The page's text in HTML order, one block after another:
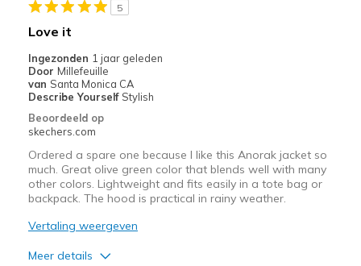
Need Break In
Beste toepassingen
Casual Wear
Width
Sizing
5
Love it
Ingezonden 1 jaar geleden
Door Millefeuille
van Santa Monica CA
Describe Yourself Stylish
Beoordeeld op
skechers.com
Ordered a spare one because I like this Anorak jacket so
much. Great olive green color that blends well with many
other colors. Lightweight and fits easily in a tote bag or
backpack. The hood is practical in rainy weather.
Vertaling weergeven
Meer details